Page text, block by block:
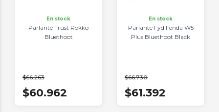
En stock
Parlante Trust Rokko
Bluethoot
$66.263
$60.962
En stock
Parlante Fyd Fenda W5
Plus Bluethoot Black
$66.730
$61.392